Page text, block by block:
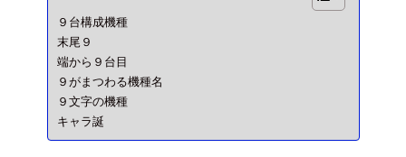
９台構成機種
末尾９
端から９台目
９がまつわる機種名
９文字の機種
キャラ誕